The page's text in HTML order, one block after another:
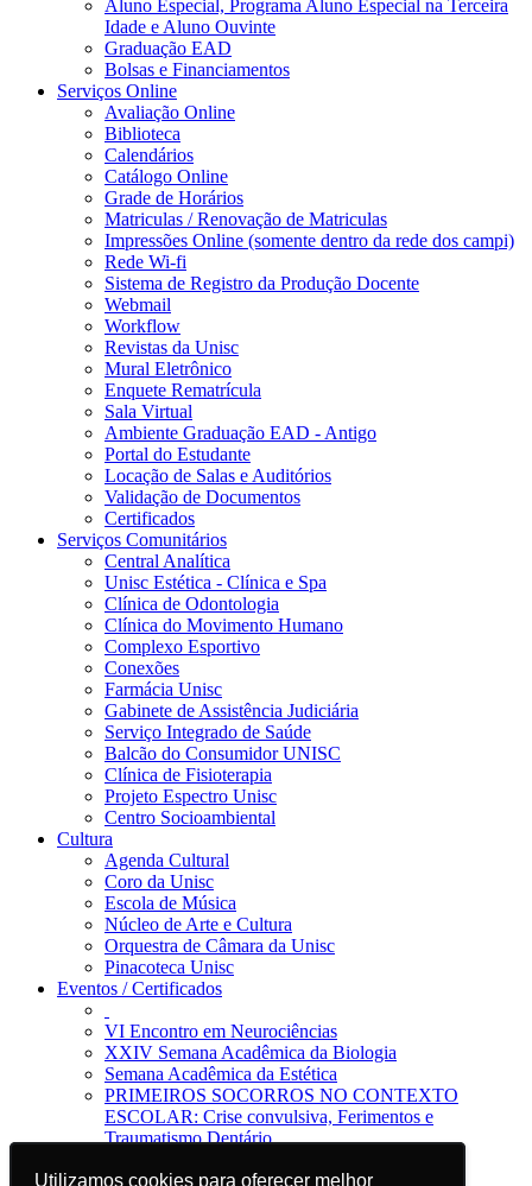
Utilizamos cookies para oferecer melhor
Utilizamos cookies para oferecer melhor
Aluno Especial, Programa Aluno Especial na Terceira
Idade e Aluno Ouvinte
Graduação EAD
Bolsas e Financiamentos
Serviços Online
Avaliação Online
Biblioteca
Calendários
Catálogo Online
Grade de Horários
Matriculas / Renovação de Matriculas
Impressões Online (somente dentro da rede dos campi)
Rede Wi-fi
Sistema de Registro da Produção Docente
Webmail
Workflow
Revistas da Unisc
Mural Eletrônico
Enquete Rematrícula
Sala Virtual
Ambiente Graduação EAD - Antigo
Portal do Estudante
Locação de Salas e Auditórios
Validação de Documentos
Certificados
Serviços Comunitários
Central Analítica
Unisc Estética - Clínica e Spa
Clínica de Odontologia
Clínica do Movimento Humano
Complexo Esportivo
Conexões
Farmácia Unisc
Gabinete de Assistência Judiciária
Serviço Integrado de Saúde
Balcão do Consumidor UNISC
Clínica de Fisioterapia
Projeto Espectro Unisc
Centro Socioambiental
Cultura
Agenda Cultural
Coro da Unisc
Escola de Música
Núcleo de Arte e Cultura
Orquestra de Câmara da Unisc
Pinacoteca Unisc
Eventos / Certificados
VI Encontro em Neurociências
XXIV Semana Acadêmica da Biologia
Semana Acadêmica da Estética
PRIMEIROS SOCORROS NO CONTEXTO
ESCOLAR: Crise convulsiva, Ferimentos e
Traumatismo Dentário
Jornal da Unisc